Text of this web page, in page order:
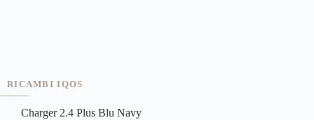
RICAMBI IQOS
Charger 2.4 Plus Blu Navy